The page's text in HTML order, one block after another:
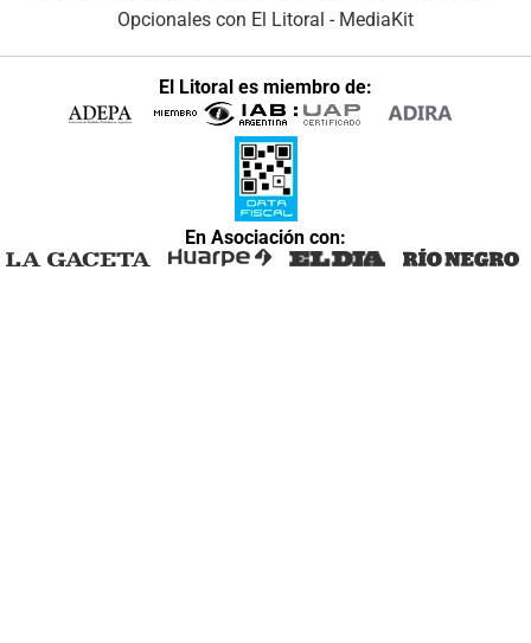
Opcionales con El Litoral - MediaKit
El Litoral es miembro de:
En Asociación con: